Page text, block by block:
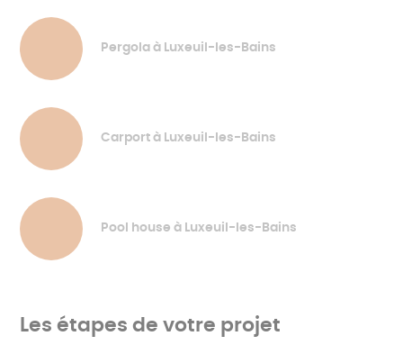
Pergola à Luxeuil-les-Bains
Carport à Luxeuil-les-Bains
Pool house à Luxeuil-les-Bains
Les étapes de votre projet